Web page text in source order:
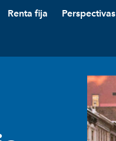
Renta fija Perspectivas